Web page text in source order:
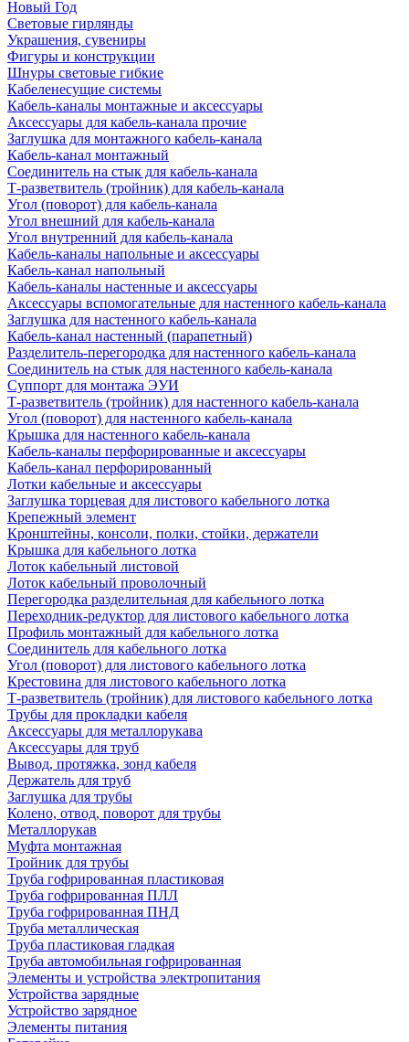
Новый Год
Световые гирлянды
Украшения, сувениры
Фигуры и конструкции
Шнуры световые гибкие
Кабеленесущие системы
Кабель-каналы монтажные и аксессуары
Аксессуары для кабель-канала прочие
Заглушка для монтажного кабель-канала
Кабель-канал монтажный
Соединитель на стык для кабель-канала
Т-разветвитель (тройник) для кабель-канала
Угол (поворот) для кабель-канала
Угол внешний для кабель-канала
Угол внутренний для кабель-канала
Кабель-каналы напольные и аксессуары
Кабель-канал напольный
Кабель-каналы настенные и аксессуары
Аксессуары вспомогательные для настенного кабель-канала
Заглушка для настенного кабель-канала
Кабель-канал настенный (парапетный)
Разделитель-перегородка для настенного кабель-канала
Соединитель на стык для настенного кабель-канала
Суппорт для монтажа ЭУИ
Т-разветвитель (тройник) для настенного кабель-канала
Угол (поворот) для настенного кабель-канала
Крышка для настенного кабель-канала
Кабель-каналы перфорированные и аксессуары
Кабель-канал перфорированный
Лотки кабельные и аксессуары
Заглушка торцевая для листового кабельного лотка
Крепежный элемент
Кронштейны, консоли, полки, стойки, держатели
Крышка для кабельного лотка
Лоток кабельный листовой
Лоток кабельный проволочный
Перегородка разделительная для кабельного лотка
Переходник-редуктор для листового кабельного лотка
Профиль монтажный для кабельного лотка
Соединитель для кабельного лотка
Угол (поворот) для листового кабельного лотка
Крестовина для листового кабельного лотка
Т-разветвитель (тройник) для листового кабельного лотка
Трубы для прокладки кабеля
Аксессуары для металлорукава
Аксессуары для труб
Вывод, протяжка, зонд кабеля
Держатель для труб
Заглушка для трубы
Колено, отвод, поворот для трубы
Металлорукав
Муфта монтажная
Тройник для трубы
Труба гофрированная пластиковая
Труба гофрированная ПЛЛ
Труба гофрированная ПНД
Труба металлическая
Труба пластиковая гладкая
Труба автомобильная гофрированная
Элементы и устройства электропитания
Устройства зарядные
Устройство зарядное
Элементы питания